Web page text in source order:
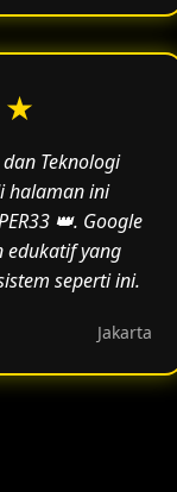
Teknologi
halaman ini
👑. Google
edukatif yang
seperti ini.
Jakarta